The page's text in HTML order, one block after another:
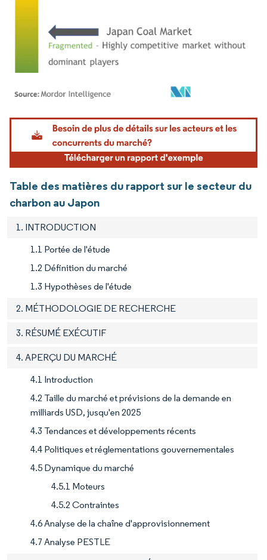
Image © Mordor Intelligence. La réutilisation nécessite une attribution sous CC BY
Table des matières du rapport sur le secteur du
charbon au Japon
1. INTRODUCTION
1.1 Portée de l'étude
1.2 Définition du marché
1.3 Hypothèses de l'étude
2. MÉTHODOLOGIE DE RECHERCHE
3. RÉSUMÉ EXÉCUTIF
4. APERÇU DU MARCHÉ
4.1 Introduction
4.2 Taille du marché et prévisions de la demande en
milliards USD, jusqu'en 2025
4.3 Tendances et développements récents
4.4 Politiques et réglementations gouvernementales
4.5 Dynamique du marché
4.5.1 Moteurs
4.5.2 Contraintes
4.6 Analyse de la chaîne d'approvisionnement
4.7 Analyse PESTLE